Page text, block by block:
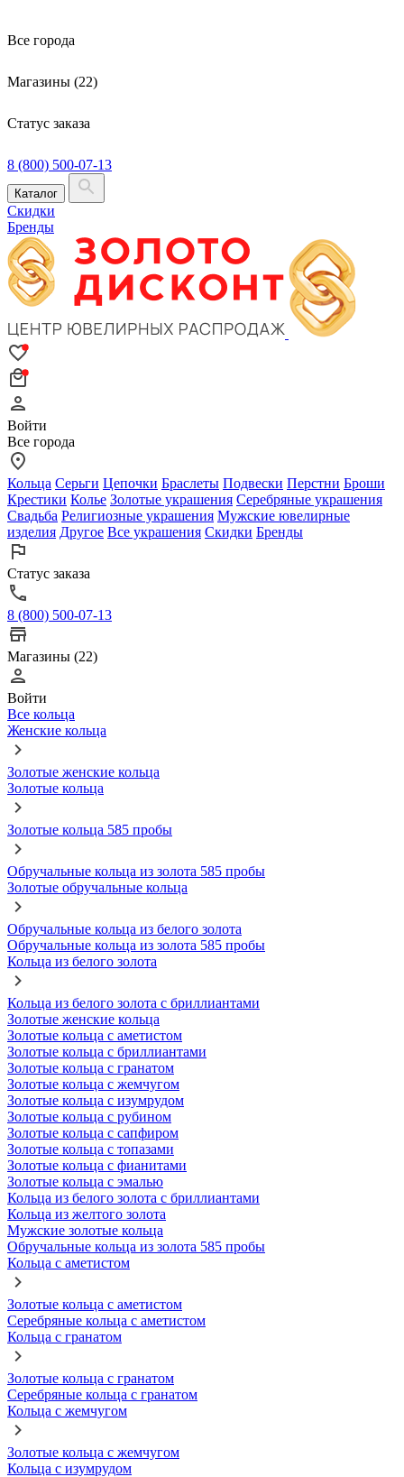
Все города
Магазины (22)
Статус заказа
8 (800) 500-07-13
Каталог
Скидки
Бренды
Войти
Все города
Кольца Серьги Цепочки Браслеты Подвески Перстни Броши
Крестики Колье Золотые украшения Серебряные украшения
Свадьба Религиозные украшения Мужские ювелирные
изделия Другое Все украшения Скидки Бренды
Статус заказа
8 (800) 500-07-13
Магазины (22)
Войти
Все кольца
Женские кольца
Золотые женские кольца
Золотые кольца
Золотые кольца 585 пробы
Обручальные кольца из золота 585 пробы
Золотые обручальные кольца
Обручальные кольца из белого золота
Обручальные кольца из золота 585 пробы
Кольца из белого золота
Кольца из белого золота с бриллиантами
Золотые женские кольца
Золотые кольца с аметистом
Золотые кольца с бриллиантами
Золотые кольца с гранатом
Золотые кольца с жемчугом
Золотые кольца с изумрудом
Золотые кольца с рубином
Золотые кольца с сапфиром
Золотые кольца с топазами
Золотые кольца с фианитами
Золотые кольца с эмалью
Кольца из белого золота с бриллиантами
Кольца из желтого золота
Мужские золотые кольца
Обручальные кольца из золота 585 пробы
Кольца с аметистом
Золотые кольца с аметистом
Серебряные кольца с аметистом
Кольца с гранатом
Золотые кольца с гранатом
Серебряные кольца с гранатом
Кольца с жемчугом
Золотые кольца с жемчугом
Кольца с изумрудом